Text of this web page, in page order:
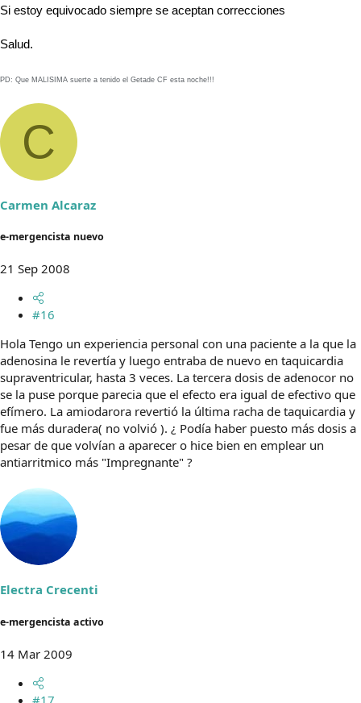
Si estoy equivocado siempre se aceptan correcciones
Salud.
PD: Que MALISIMA suerte a tenido el Getade CF esta noche!!!
C
Carmen Alcaraz
e-mergencista nuevo
21 Sep 2008
#16
Hola Tengo un experiencia personal con una paciente a la que la
adenosina le revertía y luego entraba de nuevo en taquicardia
supraventricular, hasta 3 veces. La tercera dosis de adenocor no
se la puse porque parecia que el efecto era igual de efectivo que
efímero. La amiodarora revertió la última racha de taquicardia y
fue más duradera( no volvió ). ¿ Podía haber puesto más dosis a
pesar de que volvían a aparecer o hice bien en emplear un
antiarritmico más "Impregnante" ?
Electra Crecenti
e-mergencista activo
14 Mar 2009
#17